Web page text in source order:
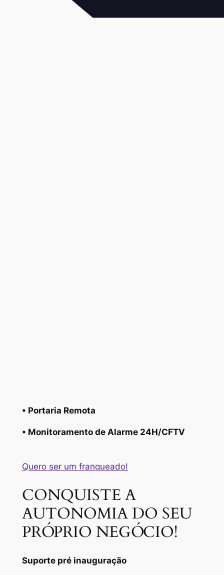
• Portaria Remota
• Monitoramento de Alarme 24H/CFTV
Quero ser um franqueado!
CONQUISTE A
AUTONOMIA DO SEU
PRÓPRIO NEGÓCIO!
Suporte pré inauguração